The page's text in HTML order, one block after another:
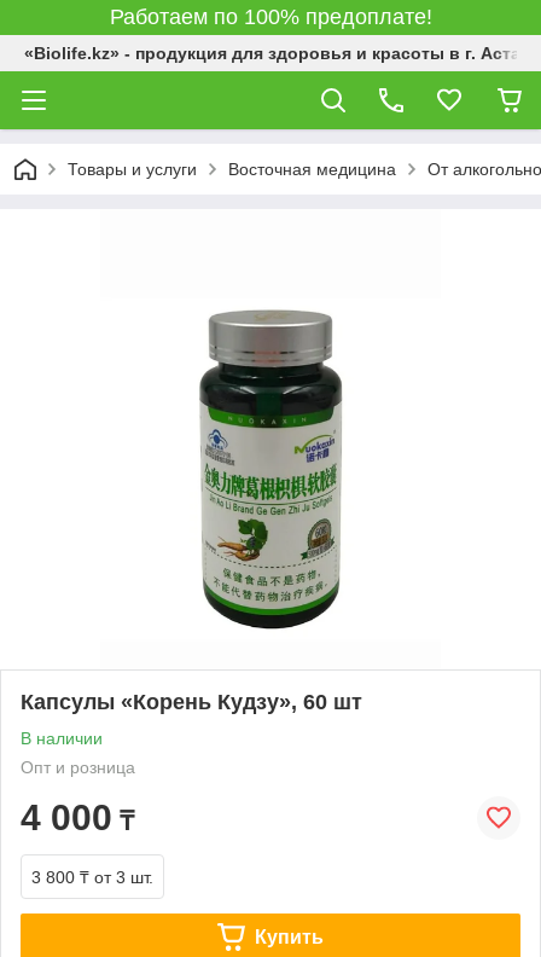
Работаем по 100% предоплате!
«Biolife.kz» - продукция для здоровья и красоты в г. Астана
Товары и услуги Восточная медицина От
Капсулы «Корень Кудзу», 60 шт
В наличии
Опт и розница
4 000 ₸
3 800 ₸ от 3 шт.
Купить